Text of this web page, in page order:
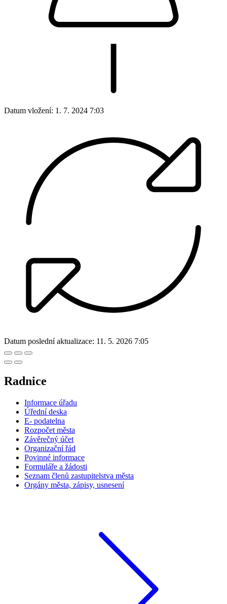
Datum vložení: 1. 7. 2024 7:03
Datum poslední aktualizace: 11. 5. 2026 7:05
Radnice
Informace úřadu
Úřední deska
E- podatelna
Rozpočet města
Závěrečný účet
Organizační řád
Povinné informace
Formuláře a žádosti
Seznam členů zastupitelstva města
Orgány města, zápisy, usnesení